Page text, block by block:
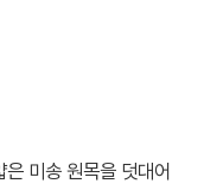
미송 원목을 덧대어